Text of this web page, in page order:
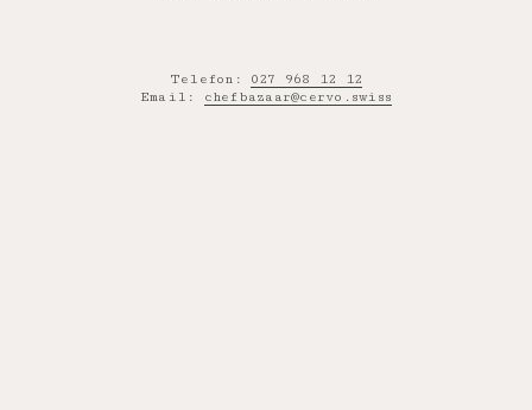
Telefon: 027 968 12 12
Email: chefbazaar@cervo.swiss